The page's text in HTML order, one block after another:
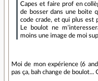
Capes et faire prof en
de bosser dans une boite
code crade, et qui plus est
Le boulot ne
moins une image de moi
Moi de mon expérience (6
pas ça, bah change de boulot...